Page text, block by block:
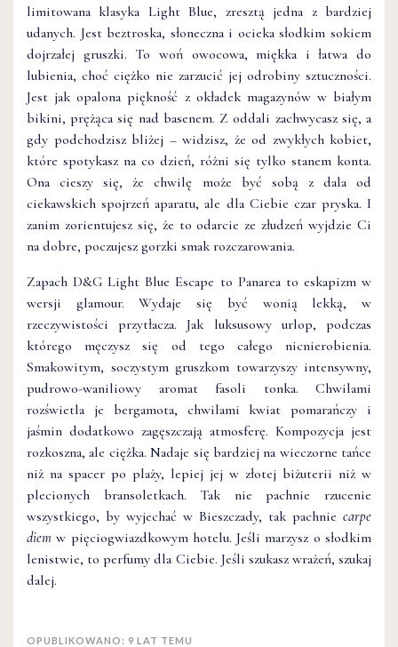
limitowana klasyka Light Blue, zresztą jedna z bardziej
udanych. Jest beztroska, słoneczna i ocieka słodkim sokiem
dojrzałej gruszki. To woń owocowa, miękka i łatwa do
lubienia, choć ciężko nie zarzucić jej odrobiny sztuczności.
Jest jak opalona piękność z okładek magazynów w białym
bikini, prężąca się nad basenem. Z oddali zachwycasz się, a
gdy podchodzisz bliżej – widzisz, że od zwykłych kobiet,
które spotykasz na co dzień, różni się tylko stanem konta.
Ona cieszy się, że chwilę może być sobą z dala od
ciekawskich spojrzeń aparatu, ale dla Ciebie czar pryska. I
zanim zorientujesz się, że to odarcie ze złudzeń wyjdzie Ci
na dobre, poczujesz gorzki smak rozczarowania.
Zapach D&G Light Blue Escape to Panarea to eskapizm w
wersji glamour. Wydaje się być wonią lekką, w
rzeczywistości przytłacza. Jak luksusowy urlop, podczas
którego męczysz się od tego całego nicnierobienia.
Smakowitym, soczystym gruszkom towarzyszy intensywny,
pudrowo-waniliowy aromat fasoli tonka. Chwilami
rozświetla je bergamota, chwilami kwiat pomarańczy i
jaśmin dodatkowo zagęszczają atmosferę. Kompozycja jest
rozkoszna, ale ciężka. Nadaje się bardziej na wieczorne tańce
niż na spacer po plaży, lepiej jej w złotej biżuterii niż w
plecionych bransoletkach. Tak nie pachnie rzucenie
wszystkiego, by wyjechać w Bieszczady, tak pachnie carpe
diem w pięciogwiazdkowym hotelu. Jeśli marzysz o słodkim
lenistwie, to perfumy dla Ciebie. Jeśli szukasz wrażeń, szukaj
dalej.
OPUBLIKOWANO: 9 LAT TEMU